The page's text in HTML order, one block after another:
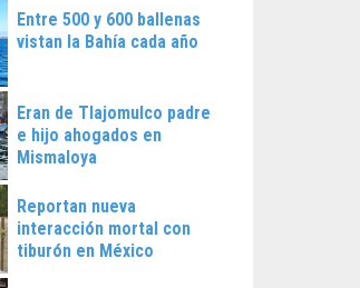
Entre 500 y 600 ballenas
vistan la Bahía cada año
Eran de Tlajomulco padre
e hijo ahogados en
Mismaloya
Reportan nueva
interacción mortal con
tiburón en México